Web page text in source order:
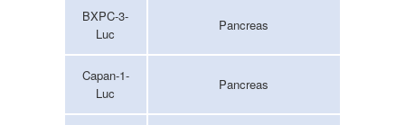
BXPC-3-
Luc
Pancreas
Capan-1-
Luc
Pancreas